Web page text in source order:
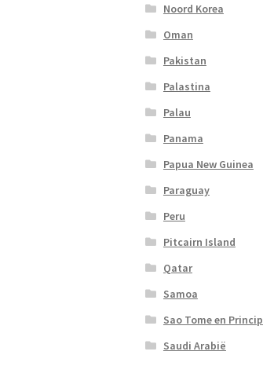
Noord Korea
Oman
Pakistan
Palastina
Palau
Panama
Papua New Guinea
Paraguay
Peru
Pitcairn Island
Qatar
Samoa
Sao Tome en Princip
Saudi Arabië